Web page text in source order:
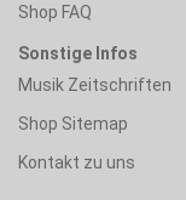
Shop FAQ
Sonstige Infos
Musik Zeitschriften
Shop Sitemap
Kontakt zu uns